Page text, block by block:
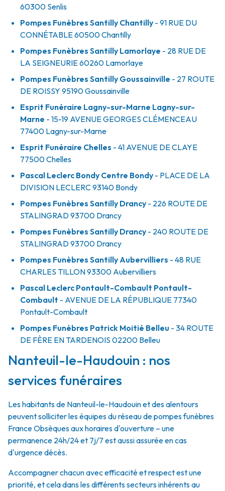
60300 Senlis
Pompes Funèbres Santilly Chantilly - 91 RUE DU
CONNÉTABLE60500Chantilly
Pompes Funèbres Santilly Lamorlaye - 28 RUE DE
LA SEIGNEURIE60260 Lamorlaye
Pompes Funèbres Santilly Goussainville - 27 ROUTE
DE ROISSY 95190Goussainville
Esprit Funéraire Lagny-sur-Marne Lagny-sur-
Marne - 15-19 AVENUE GEORGES CLÉMENCEAU
77400 Lagny-sur-Marne
Esprit Funéraire Chelles - 41 AVENUE DE CLAYE
77500Chelles
Pascal Leclerc Bondy Centre Bondy - PLACE DE LA
DIVISION LECLERC93140 Bondy
Pompes Funèbres Santilly Drancy - 226 ROUTE DE
STALINGRAD93700 Drancy
Pompes Funèbres Santilly Drancy - 240 ROUTE DE
STALINGRAD93700 Drancy
Pompes Funèbres Santilly Aubervilliers - 48 RUE
CHARLES TILLON93300 Aubervilliers
Pascal Leclerc Pontault-Combault Pontault-
Combault - AVENUE DE LA RÉPUBLIQUE 77340
Pontault-Combault
Pompes Funèbres Patrick Moitié Belleu - 34 ROUTE
DE FÈRE EN TARDENOIS 02200 Belleu
Nanteuil-le-Haudouin : nos
services funéraires
Les habitants de Nanteuil-le-Haudouin et des alentours
peuvent solliciter les équipes du réseau de pompes funèbres
France Obsèques aux horaires d'ouverture – une
permanence 24h/24 et 7j/7 est aussi assurée en cas
d'urgence décès.
Accompagner chacun avec efficacité et respect est une
priorité, et cela dans les différents secteurs inhérents au